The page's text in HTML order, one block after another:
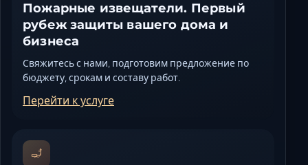
Пожарные извещатели. Первый
рубеж защиты вашего дома и
бизнеса
Свяжитесь с нами, подготовим предложение по
бюджету, срокам и составу работ.
Перейти к услуге